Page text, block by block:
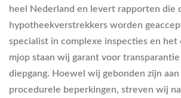
heel Nederland en levert rapporten die
hypotheekverstrekkers worden
specialist in complexe inspecties en het
mjop staan wij garant voor
diepgang. Hoewel wij gebonden zijn
procedurele beperkingen, streven wij